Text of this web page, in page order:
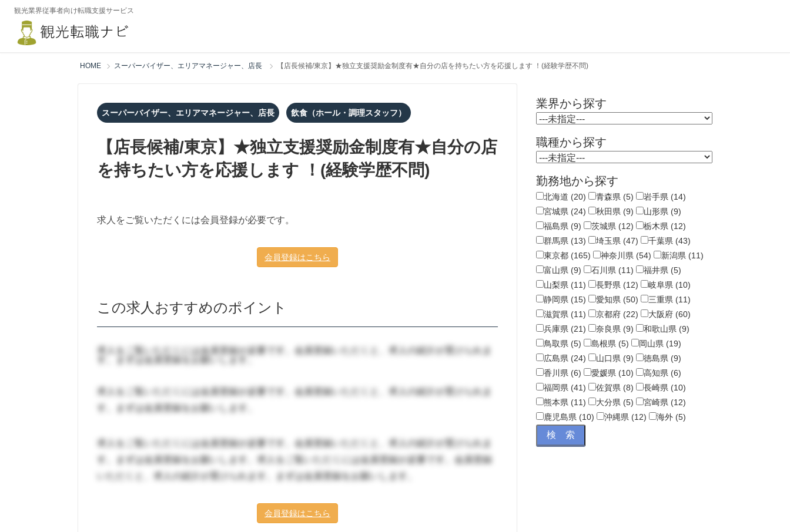
観光業界従事者向け転職支援サービス
HOME スーパーバイザー、エリアマネージャー、店長 【店長候補/東京】★独立支援奨励金制度有★自分の店を持ちたい方を応援します ！(経験学歴不問)
スーパーバイザー、エリアマネージャー、店長 飲食（ホール・調理スタッフ）
【店長候補/東京】★独立支援奨励金制度有★自分の店
を持ちたい方を応援します ！(経験学歴不問)
求人をご覧いただくには会員登録が必要です。
会員登録はこちら
この求人おすすめのポイント
求人をご覧いただくには会員登録が必要です。会員登録いただくと、求人の紹介が受けられま
す。まずは会員登録をお願いします。
求人をご覧いただくには会員登録が必要です。会員登録いただくと、求人の紹介が受けられま
す。まずは会員登録をお願いします。
求人をご覧いただくには会員登録が必要です。会員登録いただくと、求人の紹介が受けられま
す。まずは会員登録をお願いします。求人をご覧いただくには会員登録が必要です。会員登録
いただくと、求人の紹介が受けられます。まずは会員登録をお願いします。
会員登録はこちら
業界から探す
職種から探す
勤務地から探す
北海道 (20) 青森県 (5)
岩手県 (14)
宮城県 (24)
秋田県 (9)
山形県 (9)
福島県 (9)
茨城県 (12)
栃木県 (12)
群馬県 (13)
埼玉県 (47)
千葉県 (43)
東京都 (165)
神奈川県 (54)
新潟県 (11)
富山県 (9)
石川県 (11)
福井県 (5)
山梨県 (11)
長野県 (12)
岐阜県 (10)
静岡県 (15)
愛知県 (50)
三重県 (11)
滋賀県 (11)
京都府 (22)
大阪府 (60)
兵庫県 (21)
奈良県 (9)
和歌山県 (9)
鳥取県 (5)
島根県 (5)
岡山県 (19)
広島県 (24)
山口県 (9)
徳島県 (9)
香川県 (6)
愛媛県 (10)
高知県 (6)
福岡県 (41)
佐賀県 (8)
長崎県 (10)
熊本県 (11)
大分県 (5)
宮崎県 (12)
鹿児島県 (10)
沖縄県 (12) 海外 (5)